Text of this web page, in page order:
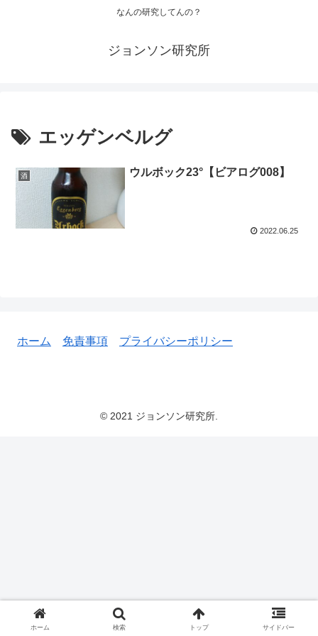
なんの研究してんの？
ジョンソン研究所
エッゲンベルグ
酒 ウルボック23°【ビアログ008】
2022.06.25
ホーム 免責事項 プライバシーポリシー
© 2021 ジョンソン研究所.
ホーム 検索 トップ サイドバー